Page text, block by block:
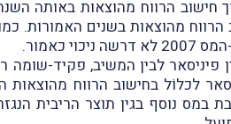
כאמור.
לכלוֹל בחישוב הרווח
במס נוסף בגין תוצר הריבית